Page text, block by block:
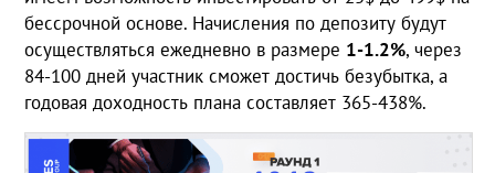
бессрочной основе. Начисления по депозиту будут
осуществляться ежедневно в размере 1-1.2%, через
84-100 дней участник сможет достичь безубытка, а
годовая доходность плана составляет 365-438%.